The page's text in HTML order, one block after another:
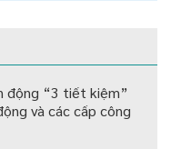
động “3 tiết kiệm”
và các cấp công